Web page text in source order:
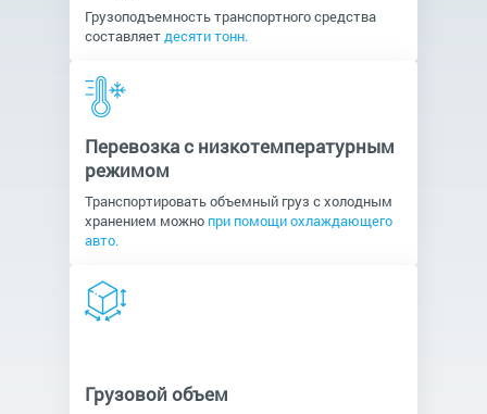
Грузоподъемность транспортного средства
составляетдесяти тонн.
Перевозка с низкотемпературным
режимом
Транспортировать объемный груз с холодным
хранением можно при помощи охлаждающего
авто.
Грузовой объем